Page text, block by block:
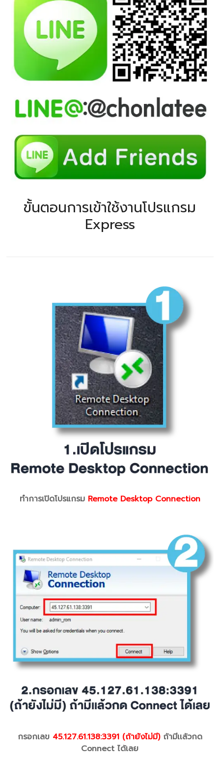
ขั้นตอนการเข้าใช้งานโปรแกรม
Express
ทำการเปิดโปรแกรม Remote Desktop Connection
กรอกเลข 45.127.61.138:3391 (ถ้ายังไม่มี) ถ้ามีเเล้วกด
Connect ได้เลย